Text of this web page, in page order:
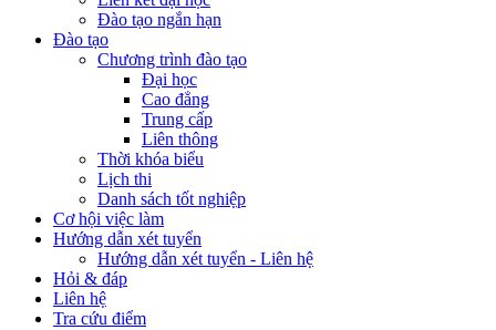
Đào tạo ngắn hạn
Đào tạo
Chương trình đào tạo
Đại học
Cao đẳng
Trung cấp
Liên thông
Thời khóa biểu
Lịch thi
Danh sách tốt nghiệp
Cơ hội việc làm
Hướng dẫn xét tuyển
Hướng dẫn xét tuyển - Liên hệ
Hỏi & đáp
Liên hệ
Tra cứu điểm